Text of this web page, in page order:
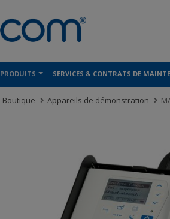
PRODUITS SERVICES & CONTRATS DE
Boutique Appareils de démonstration